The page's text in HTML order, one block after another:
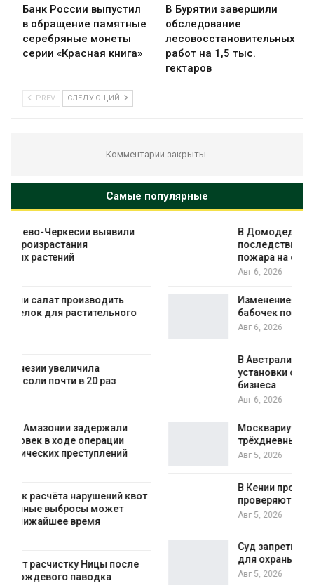
Банк России выпустил
в обращение памятные
серебряные монеты
серии «Красная книга»
В Бурятии завершили
обследование
лесовосстановительных
работ на 1,5 тыс.
гектаров
PREV СЛЕДУЮЩИЙ
Комментарии закрыты.
Самые популярные
В Домодедове ликвидируют
последствия разлива химикатов после
Изменение климата меняет ареалы
бабочек по всему миру
В Австралии снизят стоимость
установки солнечных панелей для
бизнеса
Москвариум отметит 11-летие
трёхдневным фестивалем
Авг 5, 2026
В Кении противников строительства АЭС
проверяют по статье о терроризме
Авг 5, 2026
Суд запретил использовать крокодилов
для охраны израильской тюрьмы
Авг 5, 2026